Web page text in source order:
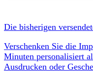
Die bisherigen
Verschenken Sie die
Minuten personalisiert
Ausdrucken oder